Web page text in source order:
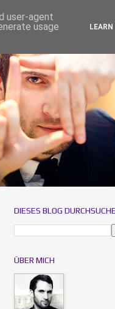
DIESES BLOG
ÜBER MICH
user-agent
usage